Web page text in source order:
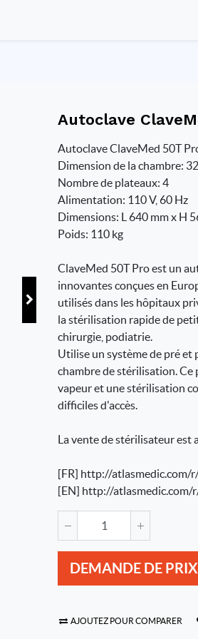
Autoclave
Autoclave ClaveMed 50T
Dimension de la chambre:
Nombre de plateaux: 4
Alimentation: 110 V, 60 Hz
Dimensions: L 640 mm x H
Poids: 110 kg
ClaveMed 50T Pro est un
innovantes conçues en
utilisés dans les hôpitaux
la stérilisation rapide de
chirurgie, podiatrie.
Utilise un système de pré
chambre de stérilisation.
vapeur et une stérilisation
difficiles d'accès.
La vente de stérilisateur est
[FR] http://atlasmedic.com/
[EN] http://atlasmedic.com/
DEMANDE DE PRIX
AJOUTEZ POUR COMPARER